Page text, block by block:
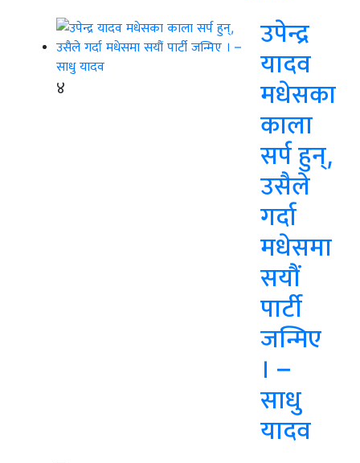
४
उपेन्द्र
यादव
मधेसका
काला
सर्प हुन्,
उसैले
गर्दा
मधेसमा
सयौं
पार्टी
जन्मिए
। –
साधु
यादव